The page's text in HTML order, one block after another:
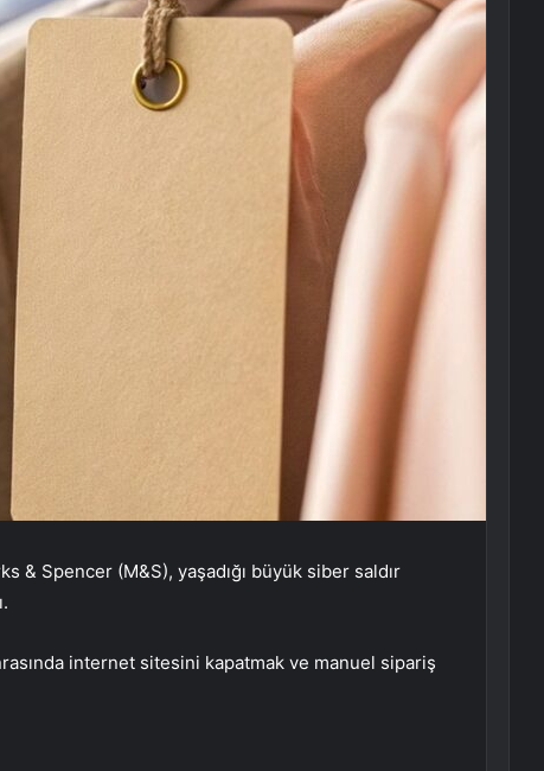
& Spencer (M&S), yaşadığı büyük siber saldır
internet sitesini kapatmak ve manuel sipariş